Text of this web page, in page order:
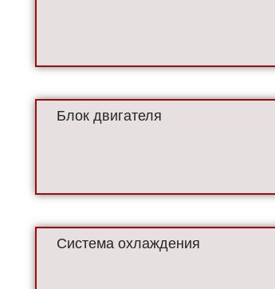
Блок двигателя
Система охлаждения